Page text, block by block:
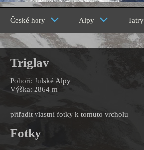
České hory Alpy Tatry
Triglav
Pohoří: Julské Alpy
Výška: 2864 m
přiřadit vlastní fotky k tomuto vrcholu
Fotky